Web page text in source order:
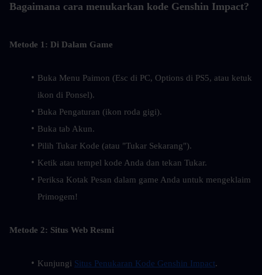
Bagaimana cara menukarkan kode Genshin Impact?
Metode 1: Di Dalam Game
Buka Menu Paimon (Esc di PC, Options di PS5, atau ketuk
ikon di Ponsel).
Buka Pengaturan (ikon roda gigi).
Buka tab Akun.
Pilih Tukar Kode (atau "Tukar Sekarang").
Ketik atau tempel kode Anda dan tekan Tukar.
Periksa Kotak Pesan dalam game Anda untuk mengeklaim
Primogem!
Metode 2: Situs Web Resmi
Kunjungi Situs Penukaran Kode Genshin Impact.